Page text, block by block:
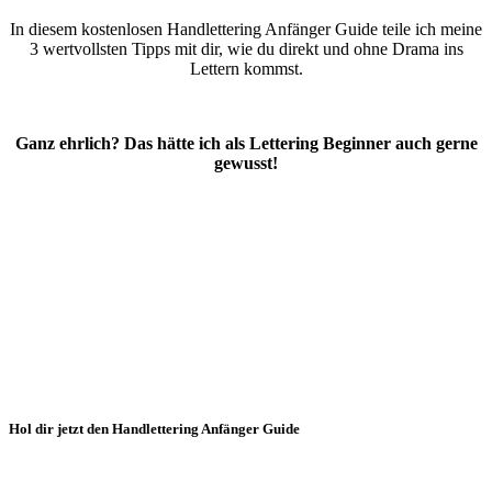
In diesem kostenlosen Handlettering Anfänger Guide teile ich meine
3 wertvollsten Tipps mit dir, wie du direkt und ohne Drama ins
Lettern kommst.
Ganz ehrlich? Das hätte ich als Lettering Beginner auch gerne
gewusst!
Hol dir jetzt den Handlettering Anfänger Guide